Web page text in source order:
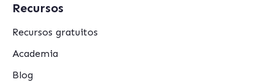
Recursos
Recursos gratuitos
Academia
Blog